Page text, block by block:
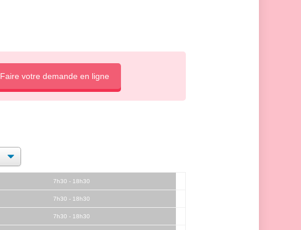
Faire votre demande en ligne
7h30 - 18h30
7h30 - 18h30
7h30 - 18h30